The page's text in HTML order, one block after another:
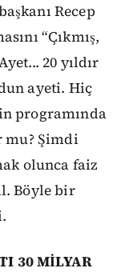
Recep
“Çıkmış,
20 yıldır
ayeti. Hiç
programında
Şimdi
olunca faiz
Böyle bir
30 MİLYAR